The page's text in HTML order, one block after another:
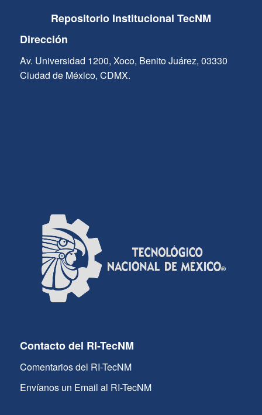
Repositorio Institucional TecNM
Dirección
Av. Universidad 1200, Xoco, Benito Juárez, 03330
Ciudad de México, CDMX.
Contacto del RI-TecNM
Comentarios del RI-TecNM
Envíanos un Email al RI-TecNM